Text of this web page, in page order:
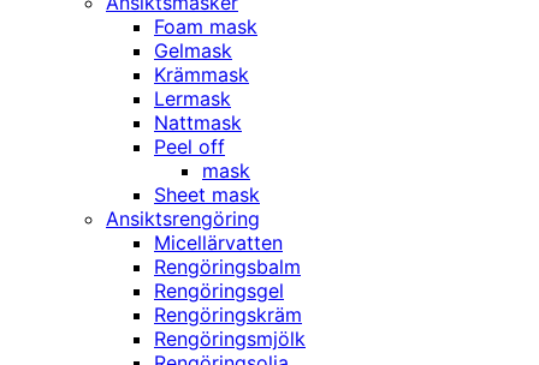
Foam mask
Gelmask
Krämmask
Lermask
Nattmask
Peel off
mask
Sheet mask
Ansiktsrengöring
Micellärvatten
Rengöringsbalm
Rengöringsgel
Rengöringskräm
Rengöringsmjölk